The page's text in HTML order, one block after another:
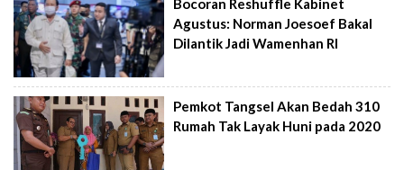
Bocoran Reshuffle Kabinet
Agustus: Norman Joesoef Bakal
Dilantik Jadi Wamenhan RI
Pemkot Tangsel Akan Bedah 310
Rumah Tak Layak Huni pada 2020